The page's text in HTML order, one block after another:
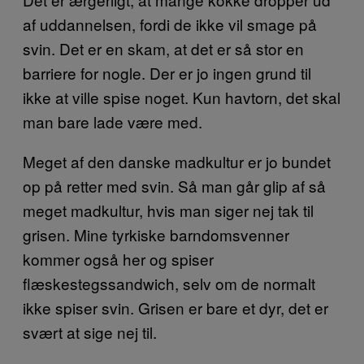
af uddannelsen, fordi de ikke vil smage på
svin. Det er en skam, at det er så stor en
barriere for nogle. Der er jo ingen grund til
ikke at ville spise noget. Kun havtorn, det skal
man bare lade være med.
Meget af den danske madkultur er jo bundet
op på retter med svin. Så man går glip af så
meget madkultur, hvis man siger nej tak til
grisen. Mine tyrkiske barndomsvenner
kommer også her og spiser
flæskestegssandwich, selv om de normalt
ikke spiser svin. Grisen er bare et dyr, det er
svært at sige nej til.